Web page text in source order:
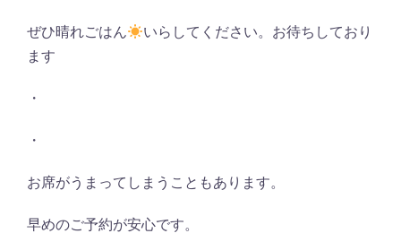
ぜひ晴れごはん
いらしてください。お待ちしており
ます
・
・
お席がうまってしまうこともあります。
早めのご予約が安心です。